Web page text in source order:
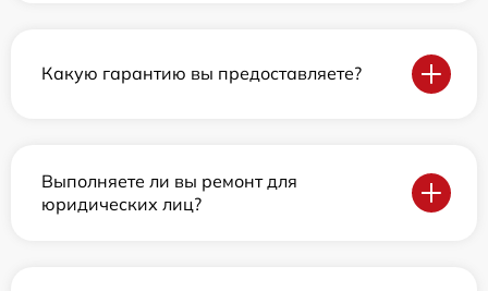
Какую гарантию вы предоставляете?
Выполняете ли вы ремонт для
юридических лиц?